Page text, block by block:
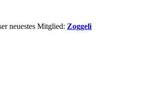
neuestes Mitglied: Zoggeli